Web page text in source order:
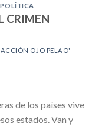
,POLÍTICA
CRIMEN
OJO PELAO'
de los países vive
estados. Van y